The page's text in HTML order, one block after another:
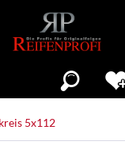
5x112